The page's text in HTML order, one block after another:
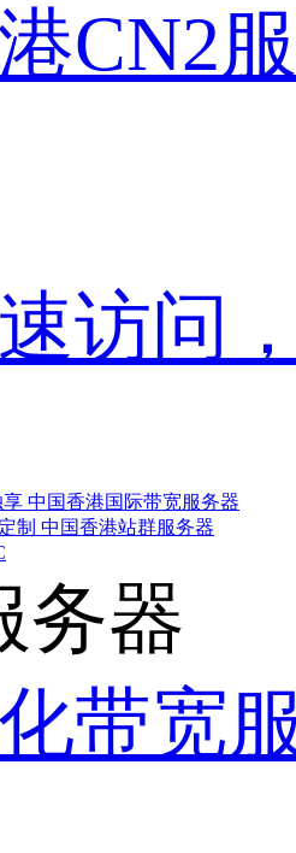
CN2
访问
享 中国香港国际带宽服务器
制 中国香港站群服务器
务器
带宽